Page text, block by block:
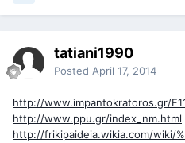
tatiani1990
Posted April 17, 2014
http://www.impantokratoros.gr/
http://www.ppu.gr/index_nm.html
http://frikipaideia.wikia.com/wiki/